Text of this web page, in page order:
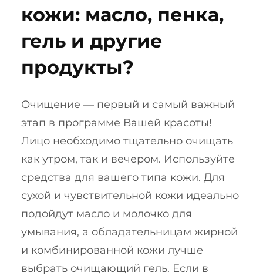
кожи: масло, пенка,
гель и другие
продукты?
Очищение — первый и самый важный
этап в программе Вашей красоты!
Лицо необходимо тщательно очищать
как утром, так и вечером. Используйте
средства для вашего типа кожи. Для
сухой и чувствительной кожи идеально
подойдут масло и молочко для
умывания, а обладательницам жирной
и комбинированной кожи лучше
выбрать очищающий гель. Если в